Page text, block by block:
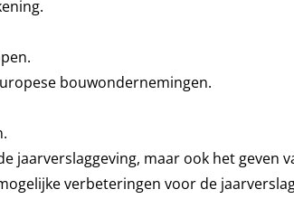
bouwondernemingen.
jaarverslaggeving, maar ook het geven
verbeteringen voor de